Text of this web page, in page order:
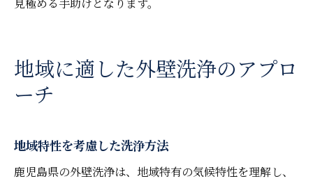
見極める手助けとなります。
地域に適した外壁洗浄のアプロ
ーチ
地域特性を考慮した洗浄方法
鹿児島県の外壁洗浄は、地域特有の気候特性を理解し、